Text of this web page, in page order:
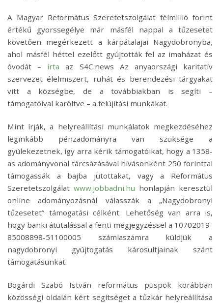
A Magyar Református Szeretetszolgálat félmillió forint
értékű gyorssegélye már másfél nappal a tűzesetet
követően megérkezett a kárpátalajai Nagydobronyba,
ahol másfél héttel ezelőtt gyújtották fel az imaházat és
óvodát – írta az S4C.news Az anyaországi karitatív
szervezet élelmiszert, ruhát és berendezési tárgyakat
vitt a községbe, de a továbbiakban is segíti –
támogatóival karöltve – a felújítási munkákat.
Mint írják, a helyreállítási munkálatok megkezdéséhez
leginkább pénzadományra van szüksége a
gyülekezetnek, így arra kérik támogatóikat, hogy a 1358-
as adományvonal tárcsázásával hívásonként 250 forinttal
támogassák a bajba jutottakat, vagy a Református
Szeretetszolgálat www.jobbadni.hu honlapján keresztül
online adományozásnál válasszák a „Nagydobronyi
tűzesetet” támogatási célként. Lehetőség van arra is,
hogy banki átutalással a fenti megjegyzéssel a 10702019-
85008898-51100005 számlaszámra küldjük a
nagydobronyi gyújtogatás károsultjainak szánt
támogatásunkat.
Bogárdi Szabó István református püspök korábban
közösségi oldalán kért segítséget a tűzkár helyreállítása